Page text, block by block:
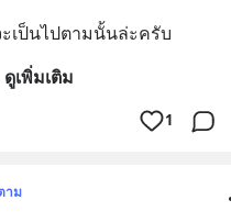
เป็นไปตามนั้นล่ะครับ
ดูเพิ่มเติม
1
าม